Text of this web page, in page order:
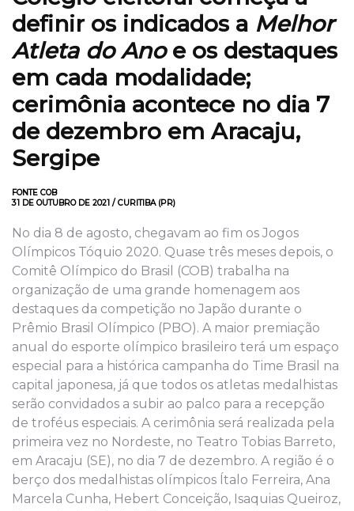
definir os indicados a Melhor
Atleta do Anoe os destaques
em cada modalidade;
cerimônia acontece no dia 7
de dezembro em Aracaju,
Sergipe
FONTE COB
31 DE OUTUBRO DE 2021 / CURITIBA (PR)
No dia 8 de agosto, chegavam ao fim os Jogos
Olímpicos Tóquio 2020. Quase três meses depois, o
Comitê Olímpico do Brasil (COB) trabalha na
organização de uma grande homenagem aos
destaques da competição no Japão durante o
Prêmio Brasil Olímpico (PBO). A maior premiação
anual do esporte olímpico brasileiro terá um espaço
especial para a histórica campanha do Time Brasil na
capital japonesa, já que todos os atletas medalhistas
serão convidados a subir ao palco para a recepção
de troféus especiais. A cerimônia será realizada pela
primeira vez no Nordeste, no Teatro Tobias Barreto,
em Aracaju (SE), no dia 7 de dezembro. A região é o
berço dos medalhistas olímpicos Ítalo Ferreira, Ana
Marcela Cunha, Hebert Conceição, Isaquias Queiroz,